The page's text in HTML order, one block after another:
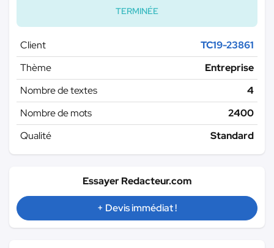
TERMINÉE
Client
TC19-23861
Thème
Entreprise
Nombre de textes
4
Nombre de mots
2400
Qualité
Standard
Essayer Redacteur.com
+ Devis immédiat !